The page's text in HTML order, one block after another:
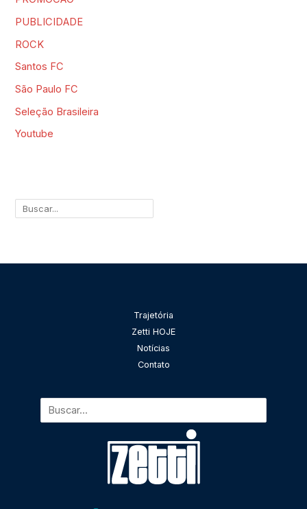
PUBLICIDADE
ROCK
Santos FC
São Paulo FC
Seleção Brasileira
Youtube
Trajetória
Zetti HOJE
Notícias
Contato
Pesquisar